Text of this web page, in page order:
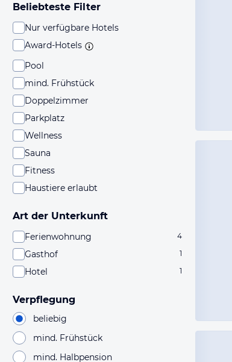
Beliebteste Filter
Nur verfügbare Hotels
Award-Hotels
Pool
mind. Frühstück
Doppelzimmer
Parkplatz
Wellness
Sauna
Fitness
Haustiere erlaubt
Art der Unterkunft
Ferienwohnung 4
Gasthof 1
Hotel 1
Verpflegung
beliebig
mind. Frühstück
mind. Halbpension